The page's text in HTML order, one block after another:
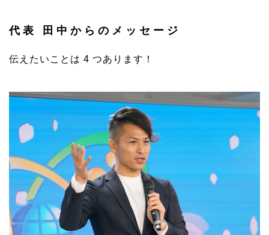
代表 田中からのメッセージ
伝えたいことは 4 つあります！